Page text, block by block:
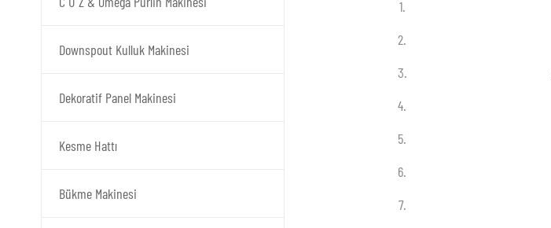
Downspout Kulluk Makinesi
Dekoratif Panel Makinesi
Kesme Hattı
Bükme Makinesi
1.
2.
3.
4.
5.
6.
7.